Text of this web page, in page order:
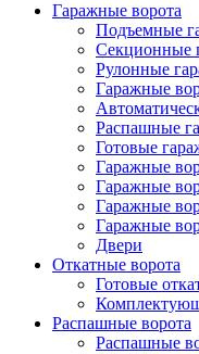
Гаражные ворота
Подъемные
Секционные
Рулонные
Гаражные
Распашные
Готовые
Гаражные
Гаражные
Гаражные
Гаражные
Двери
Откатные ворота
Готовые
Распашные ворота
Распашные